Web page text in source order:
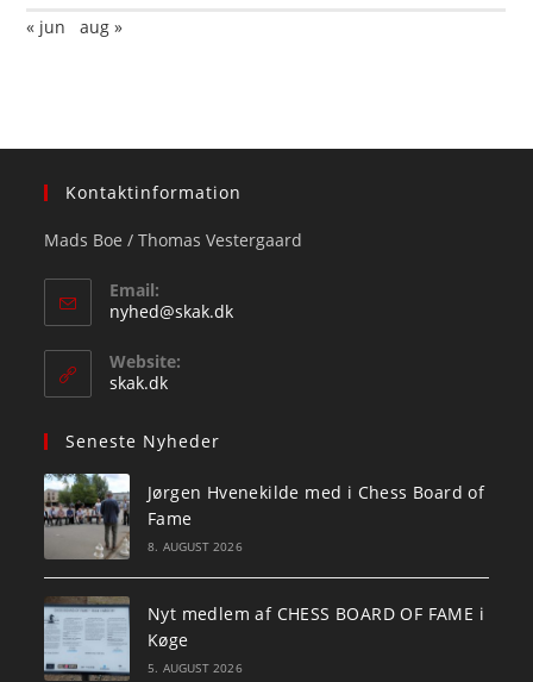
« jun aug »
Kontaktinformation
Mads Boe / Thomas Vestergaard
Email:
nyhed@skak.dkOpens
Website:
skak.dk
Seneste Nyheder
Jørgen Hvenekilde med i Chess Board of
Fame
8. AUGUST 2026
Nyt medlem af CHESS BOARD OF FAME i
Køge
5. AUGUST 2026